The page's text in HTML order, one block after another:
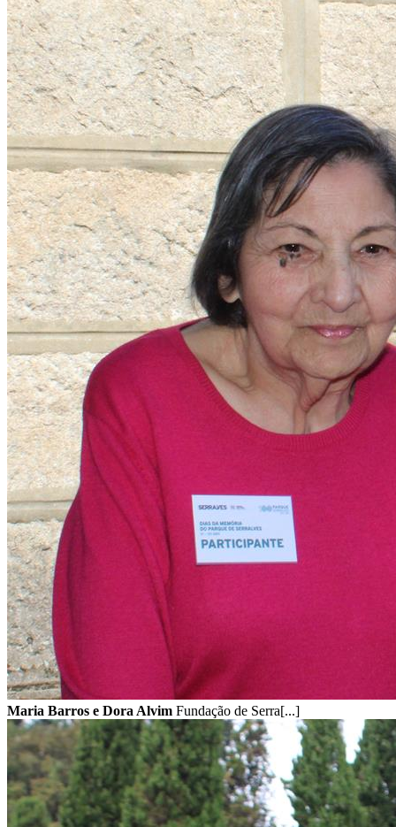
Maria Barros e Dora Alvim Fundação de Serra[...]